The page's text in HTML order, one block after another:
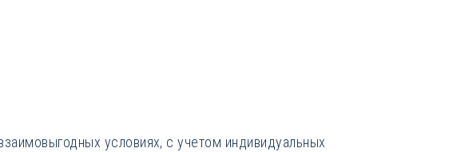
условиях, с учетом индивидуальных